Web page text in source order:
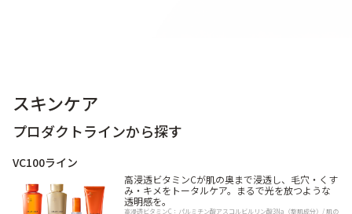
スキンケア
プロダクトラインから探す
VC100ライン
高浸透ビタミンCが肌の奥まで浸透し、毛穴・くす
み・キメをトータルケア。まるで光を放つような
透明感を。
高浸透ビタミンC：パルミチン酸アスコルビルリン酸3Na（整肌成分）/ 肌の